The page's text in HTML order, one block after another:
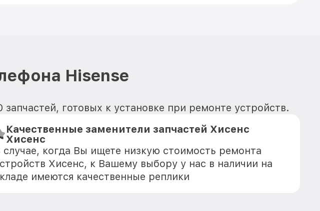
Hisense
готовых к установке при ремонте устройств.
Качественные заменители запчастей Хисенс
Хисенс
случае, когда Вы ищете низкую стоимость ремонта
Хисенс, к Вашему выбору у нас в наличии на
имеются качественные реплики